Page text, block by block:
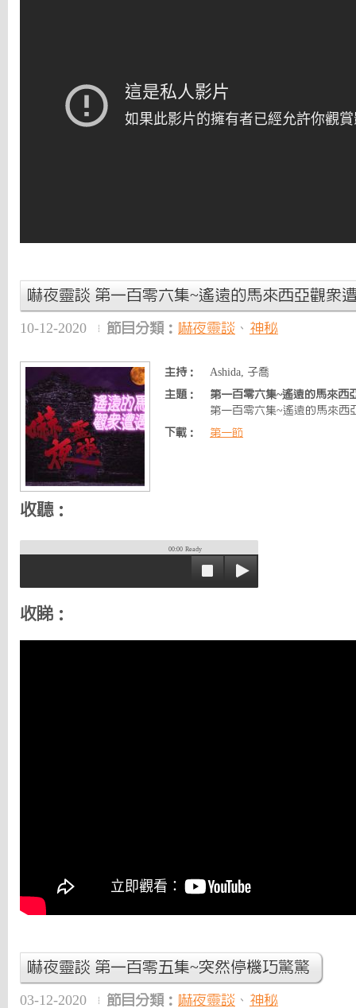
嚇夜靈談 第一百零六集~遙遠的馬來西亞觀眾
10-12-2020 節目分類： 嚇夜靈談 、 神秘
主持：
Ashida, 子喬
主題：
第一百零六集~遙遠的馬來西
第一百零六集~遙遠的馬來西
下載：
第一節
收聽：
00:00 Ready
收睇：
嚇夜靈談 第一百零五集~突然停機巧驚驚
03-12-2020 節目分類： 嚇夜靈談 、 神秘